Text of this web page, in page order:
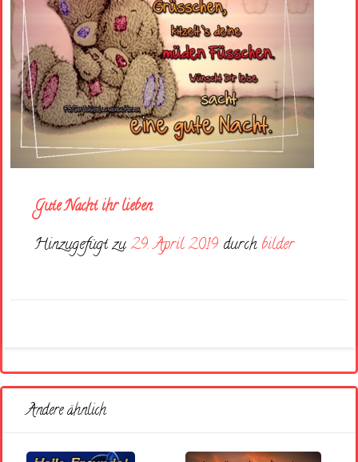
Gute Nacht ihr lieben
Hinzugefügt zu29. April 2019 durch bilder
Andere ähnlich